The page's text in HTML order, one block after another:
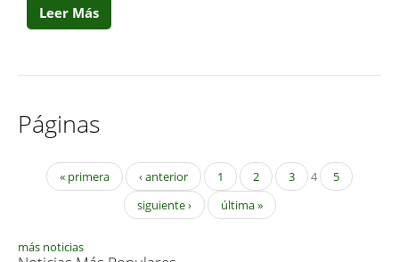
Leer Más
Páginas
« primera ‹ anterior 1 2 3 4
5
siguiente ›
última »
más noticias